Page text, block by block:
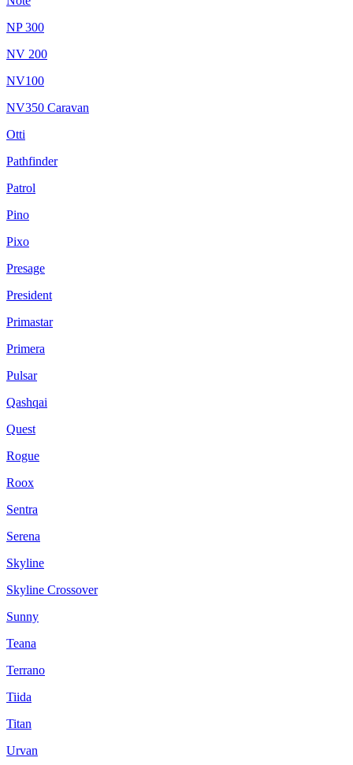
NP 300
NV 200
NV100
NV350 Caravan
Otti
Pathfinder
Patrol
Pino
Pixo
Presage
President
Primastar
Primera
Pulsar
Qashqai
Quest
Rogue
Roox
Sentra
Serena
Skyline
Skyline Crossover
Sunny
Teana
Terrano
Tiida
Titan
Urvan